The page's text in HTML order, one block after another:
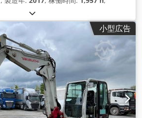
小型広告